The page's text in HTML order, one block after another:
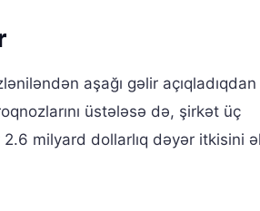
aşağı gəlir
üstələsə də, şirkət üç
2.6 milyard dollarlıq dəyər itkisini